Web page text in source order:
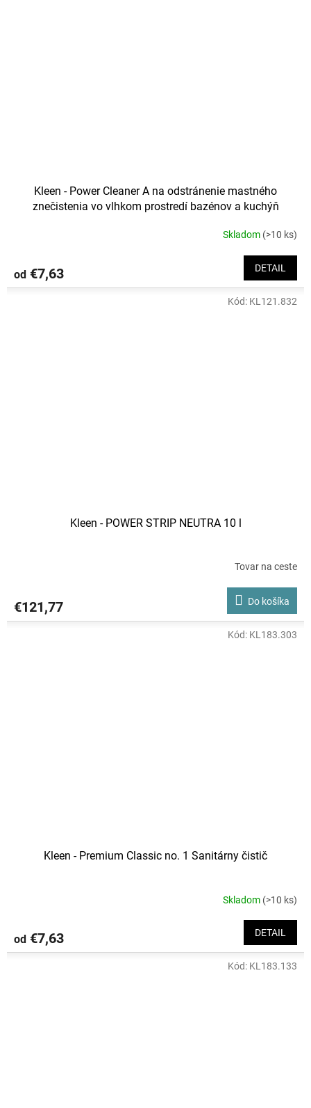
Kleen - Power Cleaner A na odstránenie mastného
znečistenia vo vlhkom prostredí bazénov a kuchýň
Skladom (>10 ks)
od €7,63 DETAIL
Kleen - POWER STRIP NEUTRA 10 l
Tovar na ceste
€121,77 Do košíka
Kód: KL121.832
Kleen - Premium Classic no. 1 Sanitárny čistič
Skladom (>10 ks)
od €7,63 DETAIL
Kód: KL183.303
Kód: KL183.133